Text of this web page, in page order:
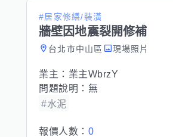
#居家修繕/裝潢
牆壁因地震裂開修補
台北市中山區 現場照片
業主： 業主WbrzY
問題說明： 無
#水泥
報價人數： 0